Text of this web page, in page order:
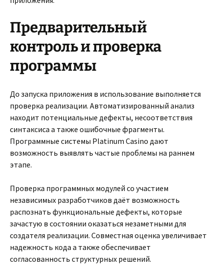
Предварительный
контроль и проверка
программы
До запуска приложения в использование выполняется
проверка реализации. Автоматизированный анализ
находит потенциальные дефекты, несоответствия
синтаксиса а также ошибочные фрагменты.
Программные системы Platinum Casino дают
возможность выявлять частые проблемы на раннем
этапе.
Проверка программных модулей со участием
независимых разработчиков даёт возможность
распознать функциональные дефекты, которые
зачастую в состоянии оказаться незаметными для
создателя реализации. Совместная оценка увеличивает
надежность кода а также обеспечивает
согласованность структурных решений.